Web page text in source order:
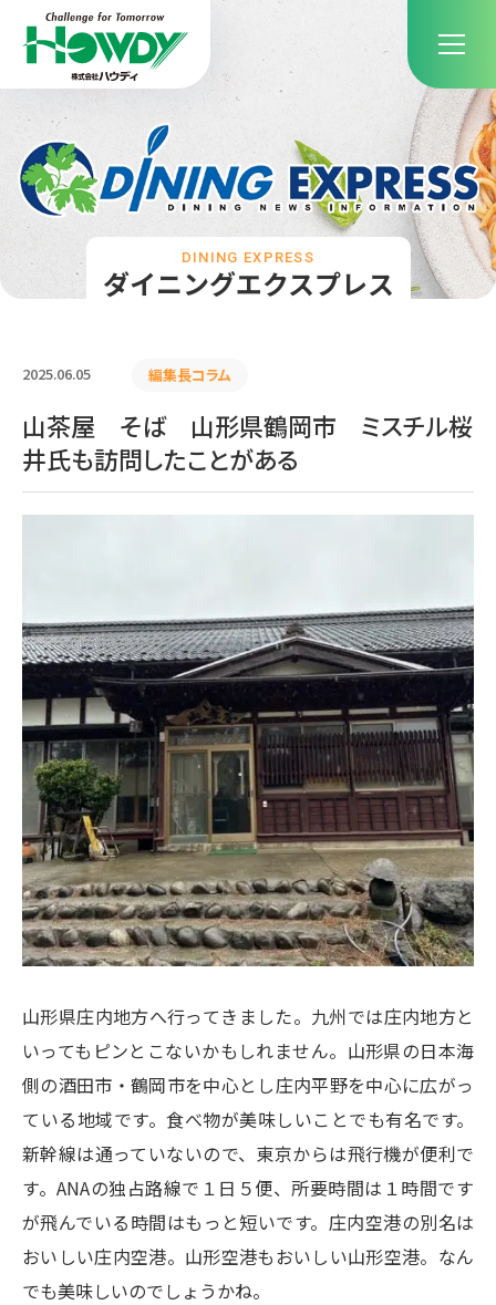
ダイニングエクスプレス
DINING EXPRESS
2025.06.05 編集長コラム
山茶屋 そば 山形県鶴岡市 ミスチル桜
井氏も訪問したことがある
山形県庄内地方へ行ってきました。九州では庄内地方と
いってもピンとこないかもしれません。山形県の日本海
側の酒田市・鶴岡市を中心とし庄内平野を中心に広がっ
ている地域です。食べ物が美味しいことでも有名です。
新幹線は通っていないので、東京からは飛行機が便利で
す。ANAの独占路線で１日５便、所要時間は１時間です
が飛んでいる時間はもっと短いです。庄内空港の別名は
おいしい庄内空港。山形空港もおいしい山形空港。なん
でも美味しいのでしょうかね。